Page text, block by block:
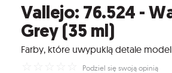
Vallejo: 76.524 -
Grey (35 ml)
Farby, które uwypuklą detale
Podziel się swoją opinią